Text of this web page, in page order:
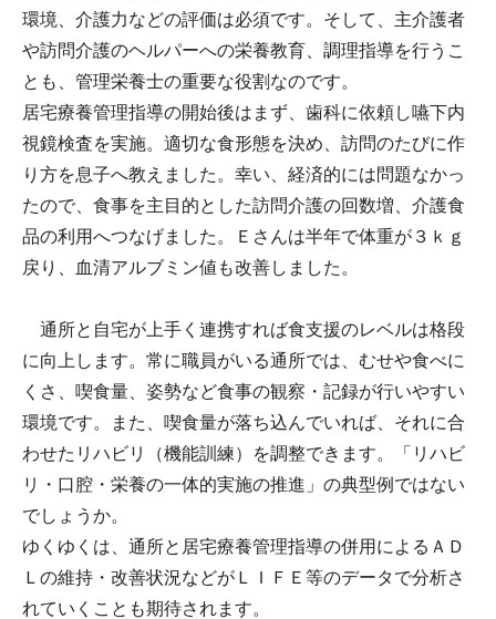
環境、介護力などの評価は必須です。そして、主介護者
や訪問介護のヘルパーへの栄養教育、調理指導を行うこ
とも、管理栄養士の重要な役割なのです。
居宅療養管理指導の開始後はまず、歯科に依頼し嚥下内
視鏡検査を実施。適切な食形態を決め、訪問のたびに作
り方を息子へ教えました。幸い、経済的には問題なかっ
たので、食事を主目的とした訪問介護の回数増、介護食
品の利用へつなげました。Ｅさんは半年で体重が３ｋｇ
戻り、血清アルブミン値も改善しました。
通所と自宅が上手く連携すれば食支援のレベルは格段
に向上します。常に職員がいる通所では、むせや食べに
くさ、喫食量、姿勢など食事の観察・記録が行いやすい
環境です。また、喫食量が落ち込んでいれば、それに合
わせたリハビリ（機能訓練）を調整できます。「リハビ
リ・口腔・栄養の一体的実施の推進」の典型例ではない
でしょうか。
ゆくゆくは、通所と居宅療養管理指導の併用によるＡＤ
Ｌの維持・改善状況などがＬＩＦＥ等のデータで分析さ
れていくことも期待されます。